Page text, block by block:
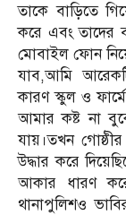
তাকে বাড়িতে
করে এবং তাদের
মোবাইল ফোন
যাব,আমি
কারণ স্কুল ও
আমার কষ্ট না
যায়।তখন
উদ্ধার করে
আকার ধারণ
থানাপুলিশও